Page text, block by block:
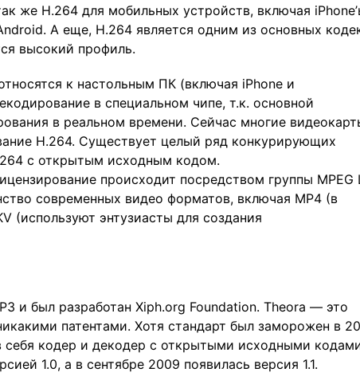
же H.264 для мобильных устройств, включая
А еще, H.264 является одним из основных
высокий профиль.
к настольным ПК (включая iPhone и
в специальном чипе, т.к. основной
в реальном времени. Сейчас многие
H.264. Существует целый ряд конкурирующих
с открытым исходным кодом.
происходит посредством группы MPEG
современных видео форматов, включая MP4 (в
(используют энтузиасты для создания
и был разработан Xiph.org Foundation. Theora — это
патентами. Хотя стандарт был заморожен в
себя кодер и декодер с открытыми исходными
1.0, а в сентябре 2009 появилась версия 1.1.